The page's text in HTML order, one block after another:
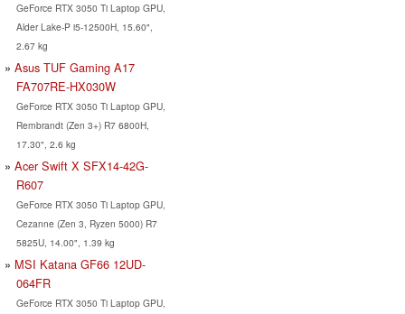
GeForce RTX 3050 Ti Laptop GPU,
Alder Lake-P i5-12500H, 15.60",
2.67 kg
Asus TUF Gaming A17
FA707RE-HX030W
GeForce RTX 3050 Ti Laptop GPU,
Rembrandt (Zen 3+) R7 6800H,
17.30", 2.6 kg
Acer Swift X SFX14-42G-
R607
GeForce RTX 3050 Ti Laptop GPU,
Cezanne (Zen 3, Ryzen 5000) R7
5825U, 14.00", 1.39 kg
MSI Katana GF66 12UD-
064FR
GeForce RTX 3050 Ti Laptop GPU,